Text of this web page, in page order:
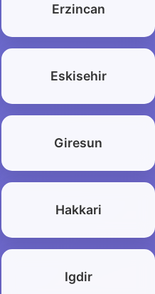
Erzincan
Eskisehir
Giresun
Hakkari
Igdir